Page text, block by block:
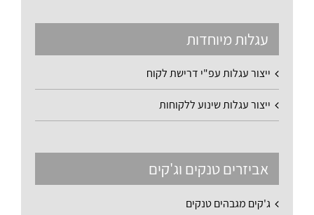
עגלות מיוחדות
ייצור עגלות עפ"י דרישת לקוח
ייצור עגלות שינוע ללקוחות
אביזרים טנקים וג'קים
ג'קים מגבהים טנקים